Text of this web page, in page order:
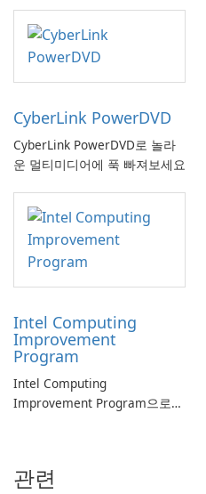
CyberLink PowerDVD
CyberLink PowerDVD로 놀라
운 멀티미디어에 푹 빠져보세요
Intel Computing
Improvement
Program
Intel Computing
Improvement Program으로
관련